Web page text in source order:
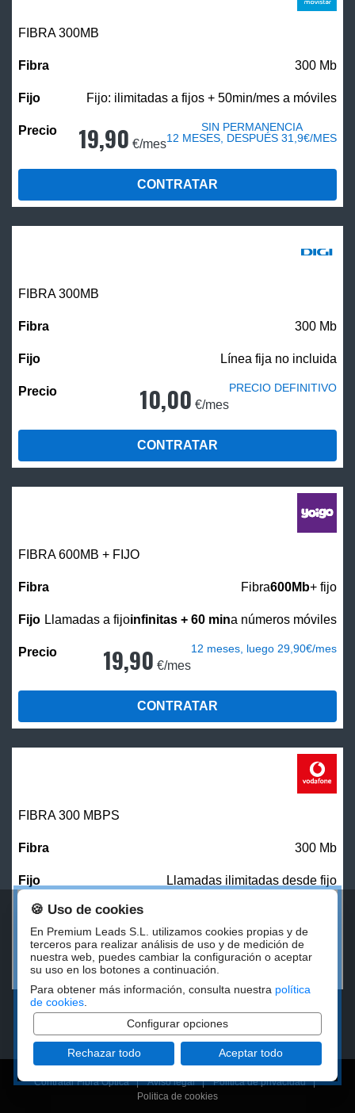
FIBRA 300MB
300 Mb
Fijo: ilimitadas a fijos + 50min/mes a móviles
19,90 €/mes
SIN PERMANENCIA
12 MESES, DESPUÉS 31,9€/MES
CONTRATAR
FIBRA 300MB
300 Mb
Línea fija no incluida
10,00 €/mes
PRECIO DEFINITIVO
CONTRATAR
FIBRA 600MB + FIJO
Fibra600Mb+ fijo
Llamadas a fijoinfinitas + 60 mina números móviles
19,90 €/mes
12 meses, luego 29,90€/mes
CONTRATAR
FIBRA 300 MBPS
300 Mb
Llamadas ilimitadas desde fijo
27,00 €/mes
CONTRATAR
Contratar Fibra Óptica| Aviso legal| Politica de privacidad|
Politica de cookies
🍪 Uso de cookies
En Premium Leads S.L. utilizamos cookies propias y de
terceros para realizar análisis de uso y de medición de
nuestra web, puedes cambiar la configuración o aceptar
su uso en los botones a continuación.
Para obtener más información, consulta nuestra política
de cookies
Configurar opciones
Rechazar todo Aceptar todo